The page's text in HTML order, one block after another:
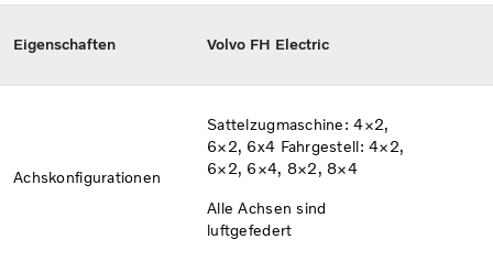
Eigenschaften Volvo FH Electric
Achskonfigurationen​
Sattelzugmaschine: 4×2,
6×2, 6x4 Fahrgestell: 4×2,
6×2, 6×4, 8×2, 8×4
Alle Achsen sind
luftgefedert